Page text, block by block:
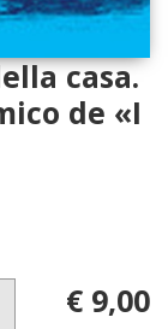
casa.
de «I
€ 9,00